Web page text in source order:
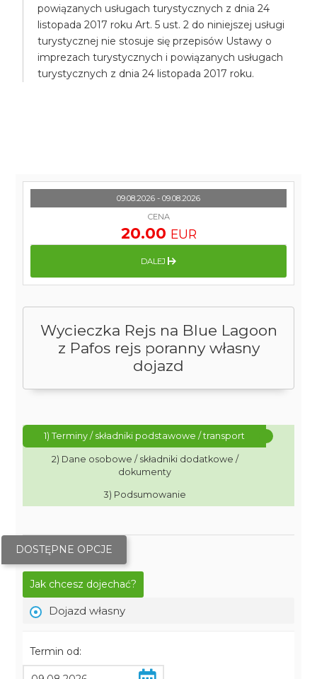
powiązanych usługach turystycznych z dnia 24
listopada 2017 roku Art. 5 ust. 2 do niniejszej usługi
turystycznej nie stosuje się przepisów Ustawy o
imprezach turystycznych i powiązanych usługach
turystycznych z dnia 24 listopada 2017 roku.
Wycieczka Rejs na Blue Lagoon
z Pafos rejs poranny własny
dojazd
1) Terminy / składniki podstawowe / transport
2) Dane osobowe / składniki dodatkowe /
dokumenty
3) Podsumowanie
DOSTĘPNE OPCJE
Jak chcesz dojechać?
Dojazd własny
Termin od:
09.08.2026 - 09.08.2026
CENA
20.00 EUR
DALEJ